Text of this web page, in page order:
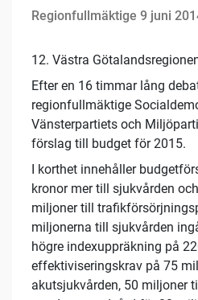
Regionfullmäktige 9 juni
12. Västra
Efter en 16 timmar lång
regionfullmäktige
Vänsterpartiets och
förslag till budget för 2015.
I korthet innehåller
kronor mer till sjukvården
miljoner till
miljonerna till sjukvården
högre indexuppräkning på
effektiviseringskrav på 75
akutsjukvården, 50 miljoner